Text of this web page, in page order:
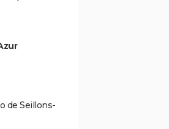
de Seillons-